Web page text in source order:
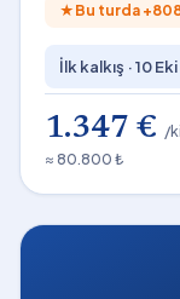
★ Bu turda +
İlk kalkış ·10
1.347 € /
≈ 80.800 ₺